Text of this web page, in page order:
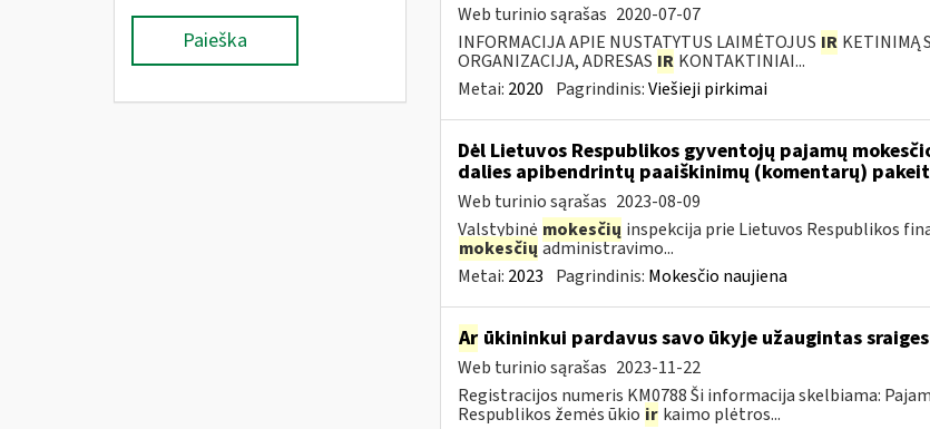
Paieška
Web turinio sąrašas 2020-07-07
INFORMACIJA APIE NUSTATYTUS LAIMĖTOJUS IR KETINIMĄ
ORGANIZACIJA, ADRESAS IR KONTAKTINIAI...
Metai: 2020 Pagrindinis:Viešieji pirkimai
Dėl Lietuvos Respublikos gyventojų pajamų
dalies apibendrintų paaiškinimų (komentarų)
Web turinio sąrašas 2023-08-09
Valstybinė mokesčių inspekcija prie Lietuvos Respublikos
mokesčių administravimo...
Metai: 2023 Pagrindinis: Mokesčio naujiena
Arūkininkui pardavus savo ūkyje užaugintas sraiges
Web turinio sąrašas 2023-11-22
Registracijos numeris KM0788 Ši informacija skelbiama:
Respublikos žemės ūkio ir kaimo plėtros...